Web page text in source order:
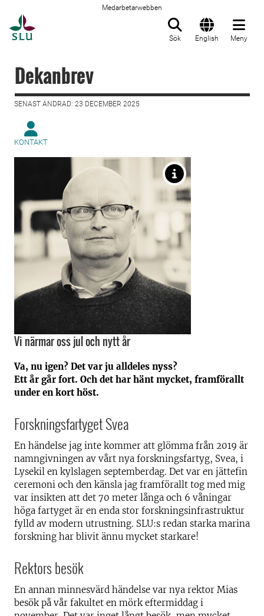
Medarbetarwebben
Sök English Meny
Dekanbrev
SENAST ÄNDRAD: 23 DECEMBER 2025
KONTAKT
Vi närmar oss jul och nytt år
Va, nu igen? Det var ju alldeles nyss?
Ett år går fort. Och det har hänt mycket, framförallt
under en kort höst.
Forskningsfartyget Svea
En händelse jag inte kommer att glömma från 2019 är
namngivningen av vårt nya forskningsfartyg, Svea, i
Lysekil en kylslagen septemberdag. Det var en jättefin
ceremoni och den känsla jag framförallt tog med mig
var insikten att det 70 meter långa och 6 våningar
höga fartyget är en enda stor forskningsinfrastruktur
fylld av modern utrustning. SLU:s redan starka marina
forskning har blivit ännu mycket starkare!
Rektors besök
En annan minnesvärd händelse var nya rektor Mias
besök på vår fakultet en mörk eftermiddag i